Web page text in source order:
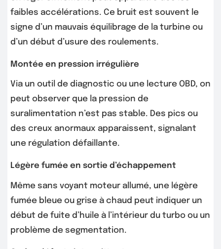
faibles accélérations. Ce bruit est souvent le
signe d’un mauvais équilibrage de la turbine ou
d’un début d’usure des roulements.
Montée en pression irrégulière
Via un outil de diagnostic ou une lecture OBD, on
peut observer que la pression de
suralimentation n’est pas stable. Des pics ou
des creux anormaux apparaissent, signalant
une régulation défaillante.
Légère fumée en sortie d’échappement
Même sans voyant moteur allumé, une légère
fumée bleue ou grise à chaud peut indiquer un
début de fuite d’huile à l’intérieur du turbo ou un
problème de segmentation.